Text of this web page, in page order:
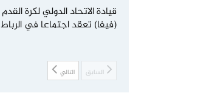
قيادة الاتحاد الدولي لكرة القدم
(فيفا) تعقد اجتماعا في الرباط
السابق التالي